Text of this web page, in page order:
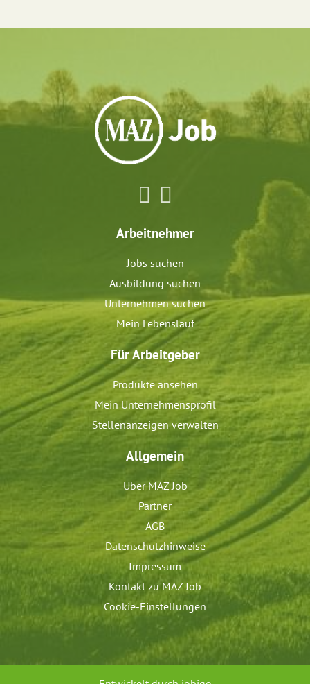
Arbeitnehmer
Jobs suchen
Ausbildung suchen
Unternehmen suchen
Mein Lebenslauf
Für Arbeitgeber
Produkte ansehen
Mein Unternehmensprofil
Stellenanzeigen verwalten
Allgemein
Über MAZ Job
Partner
AGB
Datenschutzhinweise
Impressum
Kontakt zu MAZ Job
Cookie-Einstellungen